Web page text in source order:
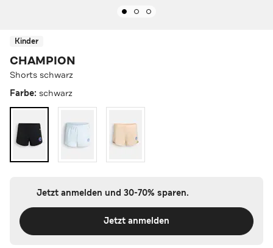
Kinder
CHAMPION
Shorts schwarz
Farbe: schwarz
Jetzt anmelden und 30-70% sparen.
Jetzt anmelden